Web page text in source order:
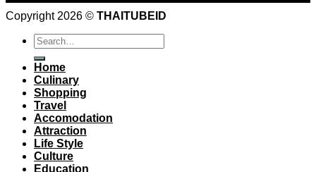
Copyright 2026 © THAITUBEID
Home
Culinary
Shopping
Travel
Accomodation
Attraction
Life Style
Culture
Education